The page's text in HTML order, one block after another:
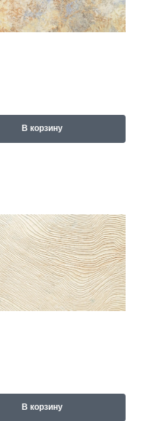
В корзину
В корзину